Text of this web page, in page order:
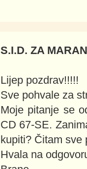
S.I.D. ZA
Lijep pozdrav!!!!!
Sve pohvale za
Moje pitanje se
CD 67-SE.
kupiti? Čitam sve
Hvala na